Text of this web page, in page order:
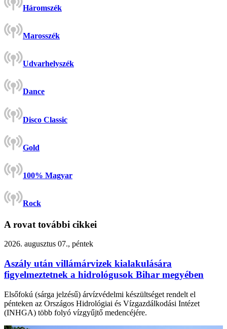
Háromszék
Marosszék
Udvarhelyszék
Dance
Disco Classic
Gold
100% Magyar
Rock
A rovat további cikkei
2026. augusztus 07., péntek
Aszály után villámárvizek kialakulására
figyelmeztetnek a hidrológusok Bihar megyében
Elsőfokú (sárga jelzésű) árvízvédelmi készültséget rendelt el
pénteken az Országos Hidrológiai és Vízgazdálkodási Intézet
(INHGA) több folyó vízgyűjtő medencéjére.